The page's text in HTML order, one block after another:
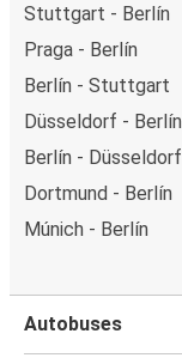
Stuttgart - Berlín
Praga - Berlín
Berlín - Stuttgart
Düsseldorf - Berlín
Berlín - Düsseldorf
Dortmund - Berlín
Múnich - Berlín
Autobuses